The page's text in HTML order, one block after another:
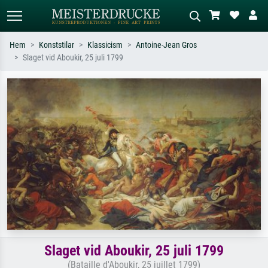
Sök efter konstnär, titel eller stil –
t.ex. Monet, Stjärnenatt,
impressionism, Hokusai-våg, naken.
abstrakt med mycket rött, mörk
oljemålning, stående naken bredvid ett
träd.
Hem Konststilar Klassicism
Antoine-Jean Gros
Slaget vid Aboukir, 25 juli 1799
Slaget vid Aboukir, 25 juli 1799
(Bataille d'Aboukir, 25 juillet 1799)